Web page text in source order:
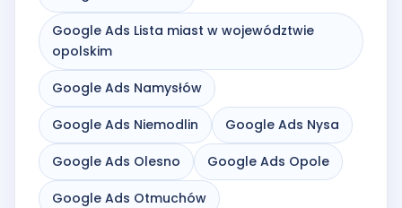
Google Ads Lista miast w województwie
opolskim
Google Ads Namysłów
Google Ads Niemodlin Google Ads Nysa
Google Ads Olesno Google Ads Opole
Google Ads Otmuchów